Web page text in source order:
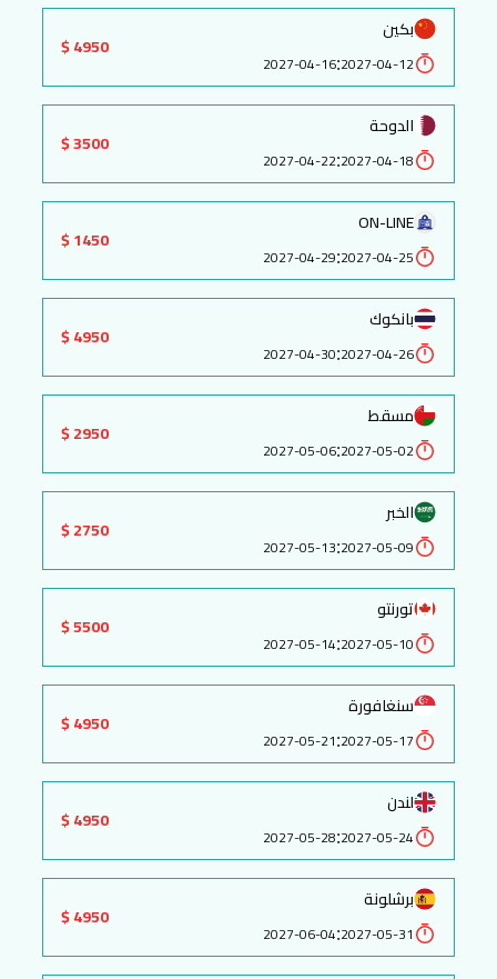
بكين
2027-04-12
:
2027-04-16
4950 $
الدوحة
2027-04-18
:
2027-04-22
3500 $
ON-LINE
2027-04-25
:
2027-04-29
1450 $
بانكوك
2027-04-26
:
2027-04-30
4950 $
مسقط
2027-05-02
:
2027-05-06
2950 $
الخبر
2027-05-09
:
2027-05-13
2750 $
تورنتو
2027-05-10
:
2027-05-14
5500 $
سنغافورة
2027-05-17
:
2027-05-21
4950 $
لندن
2027-05-24
:
2027-05-28
4950 $
برشلونة
2027-05-31
:
2027-06-04
4950 $